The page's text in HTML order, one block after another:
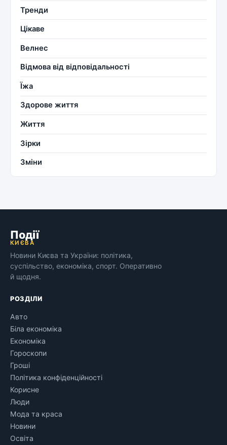
Тренди
Цікаве
Велнес
Відмова від відповідальності
Їжа
Здорове життя
Життя
Зірки
Зміни
Події
КИЄВА
Новини Києва та України: політика,
суспільство, економіка, спорт. Оперативно
й щодня.
РОЗДІЛИ
Авто
Біла економіка
Економіка
Гороскопи
Гроші
Політика конфіденційності
Корисне
Люди
Мода та краса
Новини
Освіта